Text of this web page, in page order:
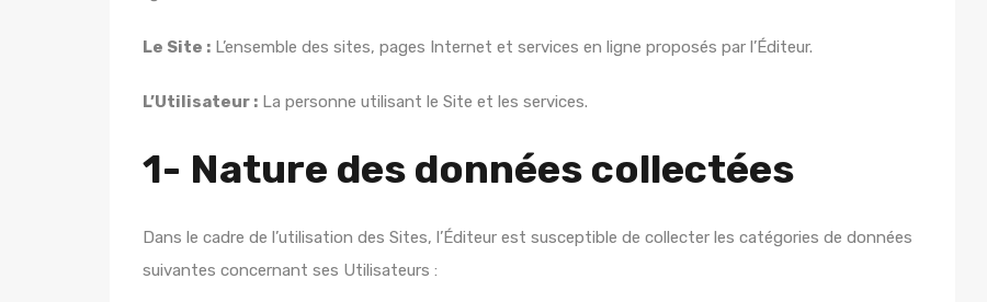
Le Site : L’ensemble des sites, pages Internet et services en ligne proposés par l’Éditeur.
L’Utilisateur : La personne utilisant le Site et les services.
1- Nature des données collectées
Dans le cadre de l’utilisation des Sites, l’Éditeur est susceptible de collecter les catégories de données
suivantes concernant ses Utilisateurs :